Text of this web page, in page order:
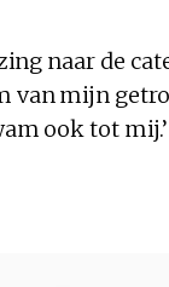
naar de
van mijn
ook tot mij.’